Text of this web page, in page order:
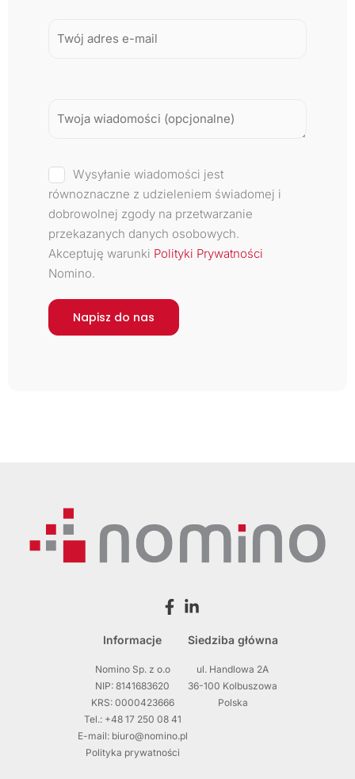
Wysyłanie wiadomości jest
równoznaczne z udzieleniem świadomej i
dobrowolnej zgody na przetwarzanie
przekazanych danych osobowych.
Akceptuję warunki Polityki Prywatności
Nomino.
Informacje
Nomino Sp. z o.o
NIP: 8141683620
KRS: 0000423666
Tel.: +48 17 250 08 41
E-mail: biuro@nomino.pl
Polityka prywatności
Siedziba główna
ul. Handlowa 2A
36-100 Kolbuszowa
Polska